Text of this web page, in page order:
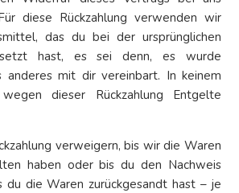
diese Rückzahlung verwenden wir
das du bei der ursprünglichen
hast, es sei denn, es wurde
anderes mit dir vereinbart. In keinem
dieser Rückzahlung Entgelte
verweigern, bis wir die Waren
haben oder bis du den Nachweis
du die Waren zurückgesandt hast – je